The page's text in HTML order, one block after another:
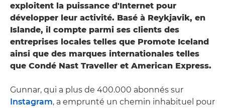
exploitent la puissance d'Internet pour
développer leur activité. Basé à Reykjavik, en
Islande, il compte parmi ses clients des
entreprises locales telles que Promote Iceland
ainsi que des marques internationales telles
que Condé Nast Traveller et American Express.
Gunnar, qui a plus de 400.000 abonnés sur
Instagram, a emprunté un chemin inhabituel pour